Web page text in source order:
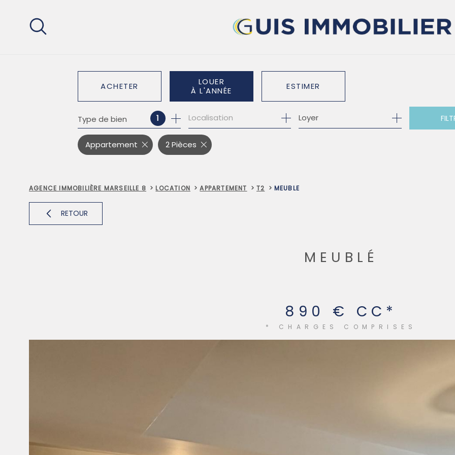
contenu
ACHETER
DE L'ANCIEN
DE L'IMMO PRO
LOUER
À L'ANNÉE
À L'ANNÉE
DE L'IMMO PRO
ESTIMER
Type de bien 1 Loyer
Appartement 2 Pièces
AGENCE IMMOBILIÈRE MARSEILLE 8 LOCATION APPARTEMENT T2 MEUBLE
RETOUR
MEUBLÉ
890 € CC*
* CHARGES COMPRISES